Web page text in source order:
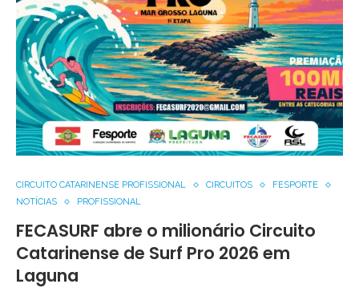
CIRCUITO CATARINENSE PROFISSIONAL CIRCUITOS
FESPORTE
NOTÍCIAS
PROFISSIONAL
FECASURF abre o milionário Circuito
Catarinense de Surf Pro 2026 em
Laguna